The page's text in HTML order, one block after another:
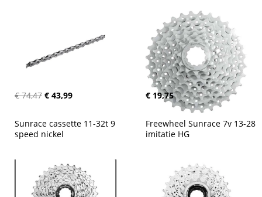
€ 74,47 € 43,99 € 19,75
Sunrace cassette 11-32t 9
speed nickel
Freewheel Sunrace 7v 13-28
imitatie HG